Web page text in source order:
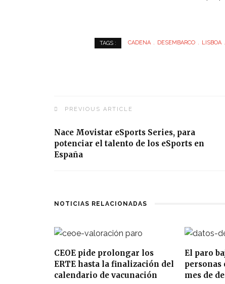
TAGS : CADENA DESEMBARCO LISBOA
PREVIOUS ARTICLE
Nace Movistar eSports Series, para
potenciar el talento de los eSports en
España
NOTICIAS RELACIONADAS
CEOE pide prolongar los
ERTE hasta la finalización del
calendario de vacunación
El paro
personas
mes de